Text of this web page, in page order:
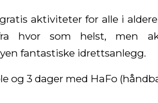
aktiviteter for alle i
hvor som helst, men
fantastiske idrettsanlegg.
og 3 dager med HaFo